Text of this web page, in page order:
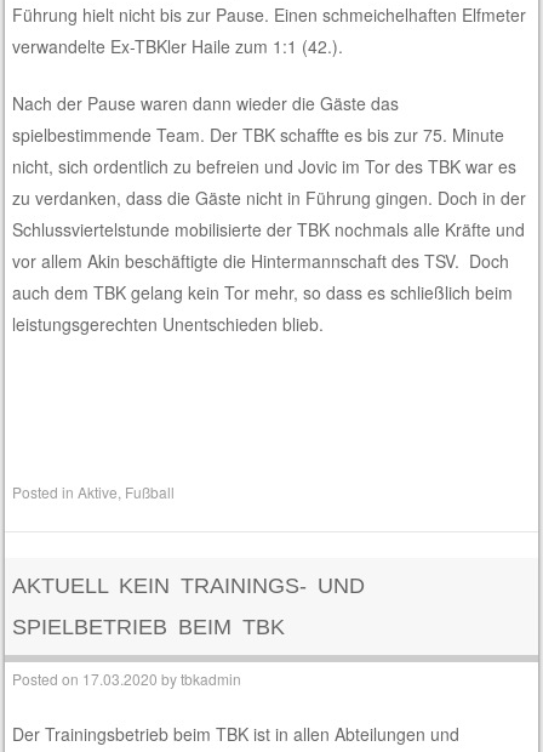
Führung hielt nicht bis zur Pause. Einen schmeichelhaften Elfmeter
verwandelte Ex-TBKler Haile zum 1:1 (42.).
Nach der Pause waren dann wieder die Gäste das
spielbestimmende Team. Der TBK schaffte es bis zur 75. Minute
nicht, sich ordentlich zu befreien und Jovic im Tor des TBK war es
zu verdanken, dass die Gäste nicht in Führung gingen. Doch in der
Schlussviertelstunde mobilisierte der TBK nochmals alle Kräfte und
vor allem Akin beschäftigte die Hintermannschaft des TSV. Doch
auch dem TBK gelang kein Tor mehr, so dass es schließlich beim
leistungsgerechten Unentschieden blieb.
Posted inAktive Fußball
AKTUELL KEIN TRAININGS- UND
SPIELBETRIEB BEIM TBK
Posted on 17.03.2020 bytbkadmin
Der Trainingsbetrieb beim TBK ist in allen Abteilungen und